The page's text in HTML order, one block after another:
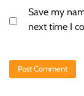
Save my
next time I